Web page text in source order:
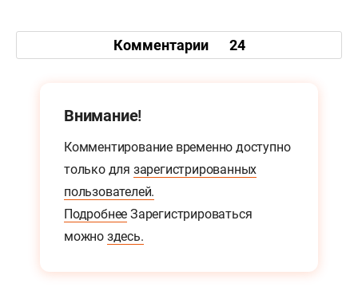
Комментарии 24
Внимание!
Комментирование временно доступно
только для зарегистрированных
пользователей.
Подробнее Зарегистрироваться
можно здесь.